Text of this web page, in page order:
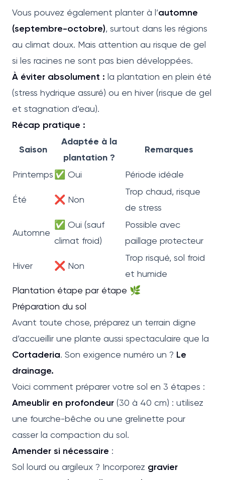
Vous pouvez également planter à l’automne
(septembre-octobre), surtout dans les régions
au climat doux. Mais attention au risque de gel
si les racines ne sont pas bien développées.
À éviter absolument : la plantation en plein été
(stress hydrique assuré) ou en hiver (risque de gel
et stagnation d’eau).
Récap pratique :
Saison
Adaptée à la
plantation ?
Remarques
Printemps ✅ Oui Période idéale
Été ❌ Non
Trop chaud, risque
de stress
Automne
✅ Oui (sauf
climat froid)
Possible avec
paillage protecteur
Hiver ❌ Non
Trop risqué, sol froid
et humide
Plantation étape par étape 🌿
Préparation du sol
Avant toute chose, préparez un terrain digne
d’accueillir une plante aussi spectaculaire que la
Cortaderia. Son exigence numéro un ? Le
drainage.
Voici comment préparer votre sol en 3 étapes :
Ameublir en profondeur (30 à 40 cm) : utilisez
une fourche-bêche ou une grelinette pour
casser la compaction du sol.
Amender si nécessaire :
Sol lourd ou argileux ? Incorporez gravier